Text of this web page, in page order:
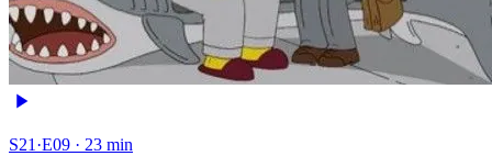
S21·E09 · 23 min